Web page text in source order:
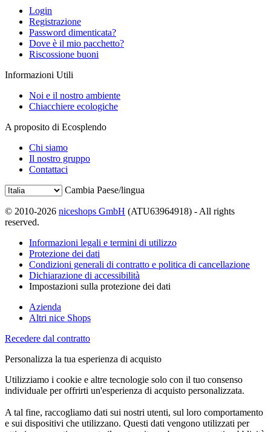
Login
Registrazione
Password dimenticata?
Dove è il mio pacchetto?
Riscossione buoni
Informazioni Utili
Noi e il nostro ambiente
Chiacchiere ecologiche
A proposito di Ecosplendo
Chi siamo
Il nostro gruppo
Contattaci
Cambia Paese/lingua
© 2010-2026 niceshops GmbH (ATU63964918) - All rights
reserved.
Informazioni legali e termini di utilizzo
Protezione dei dati
Condizioni generali di contratto e politica di cancellazione
Dichiarazione di accessibilità
Impostazioni sulla protezione dei dati
Azienda
Altri nice Shops
Recedere dal contratto
Personalizza la tua esperienza di acquisto
Utilizziamo i cookie e altre tecnologie solo con il tuo consenso
individuale per offrirti un'esperienza di acquisto personalizzata.
A tal fine, raccogliamo dati sui nostri utenti, sul loro comportamento
e sui dispositivi che utilizzano. Questi dati vengono utilizzati per